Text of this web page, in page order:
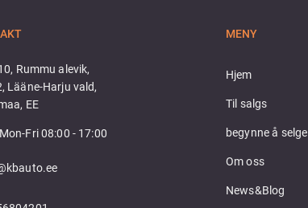
Rummu alevik,
Lääne-Harju vald,
EE
Fri 08:00 - 17:00
MENY
Hjem
Til salgs
begynne å selge
Om oss
News&Blog